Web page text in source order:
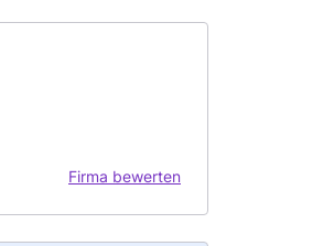
Firma bewerten